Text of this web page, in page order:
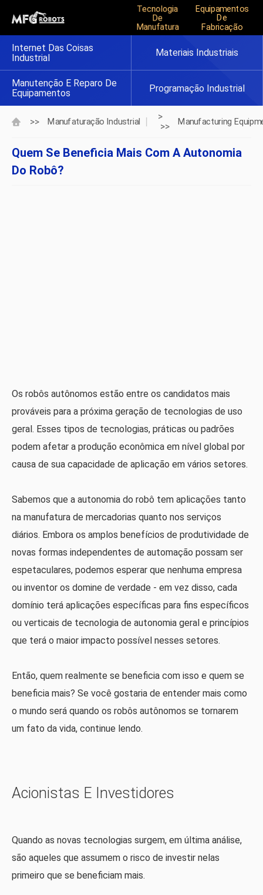
Tecnologia
De
Manufatura
Equipamentos
De
Fabricação
Internet Das Coisas
Industrial
Materiais Industriais
Manutenção E Reparo De
Equipamentos
Programação Industrial
>> Manufaturação Industrial
>
>>
Manufacturing
Quem Se Beneficia Mais Com A Autonomia
Do Robô?
Os robôs autônomos estão entre os candidatos mais
prováveis ​​para a próxima geração de tecnologias de uso
geral. Esses tipos de tecnologias, práticas ou padrões
podem afetar a produção econômica em nível global por
causa de sua capacidade de aplicação em vários setores.
Sabemos que a autonomia do robô tem aplicações tanto
na manufatura de mercadorias quanto nos serviços
diários. Embora os amplos benefícios de produtividade de
novas formas independentes de automação possam ser
espetaculares, podemos esperar que nenhuma empresa
ou inventor os domine de verdade - em vez disso, cada
domínio terá aplicações específicas para fins específicos
ou verticais de tecnologia de autonomia geral e princípios
que terá o maior impacto possível nesses setores.
Então, quem realmente se beneficia com isso e quem se
beneficia mais? Se você gostaria de entender mais como
o mundo será quando os robôs autônomos se tornarem
um fato da vida, continue lendo.
Acionistas E Investidores
Quando as novas tecnologias surgem, em última análise,
são aqueles que assumem o risco de investir nelas
primeiro que se beneficiam mais.